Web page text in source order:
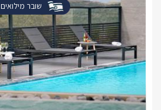
שובר מילואים